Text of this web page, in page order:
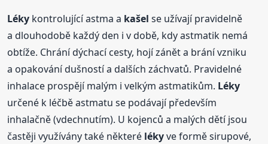
Léky kontrolující astma a kašel se užívají pravidelně
a dlouhodobě každý den i v době, kdy astmatik nemá
obtíže. Chrání dýchací cesty, hojí zánět a brání vzniku
a opakování dušností a dalších záchvatů. Pravidelné
inhalace prospějí malým i velkým astmatikům. Léky
určené k léčbě astmatu se podávají především
inhalačně (vdechnutím). U kojenců a malých dětí jsou
častěji využívány také některé lékyve formě sirupové,